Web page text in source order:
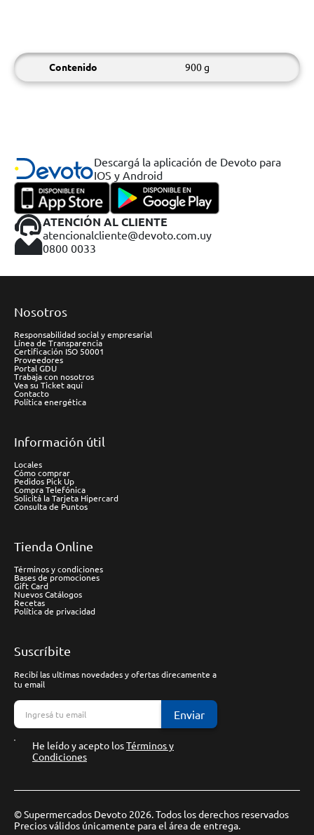
Contenido 900 g
Descargá la aplicación de Devoto para
IOS y Android
ATENCIÓN AL CLIENTE
atencionalcliente@devoto.com.uy
0800 0033
Nosotros
Responsabilidad social y empresarial
Línea de Transparencia
Certificación ISO 50001
Proveedores
Portal GDU
Trabaja con nosotros
Vea su Ticket aquí
Contacto
Política energética
Información útil
Locales
Cómo comprar
Pedidos Pick Up
Compra Telefónica
Solicitá la Tarjeta Hipercard
Consulta de Puntos
Tienda Online
Términos y condiciones
Bases de promociones
Gift Card
Nuevos Catálogos
Recetas
Política de privacidad
Suscríbite
Recibí las ultimas novedades y ofertas direcamente a
tu email
Enviar
He leído y acepto losTérminos y
Condiciones
© Supermercados Devoto 2026. Todos los derechos reservados
Precios válidos únicamente para el área de entrega.